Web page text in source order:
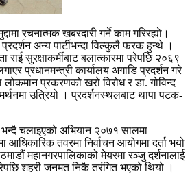
रचनात्मक खबरदारी गर्ने काम गरिरह्याे।
अन्य पार्टीभन्दा विल्कुलै फरक हुन्थे ।
राई सुरक्षाकर्मीबाट बलात्कारमा परेपछि २०६९
प्रधानमन्त्री कार्यालय अगाडि प्रदर्शन गरे
लोकमान प्रकरणको खरो विरोध र डा. गोविन्द
उत्रियो । प्रदर्शनस्थलबाट थापा पटक-
भन्दै चलाइएको अभियान २०७१ सालमा
तवरमा निर्वाचन आयोगमा दर्ता भयो
महानगरपालिकाको मेयरमा रञ्जु दर्शनालाई
शहरी जनमत निकै तरंगित भएको थियो ।